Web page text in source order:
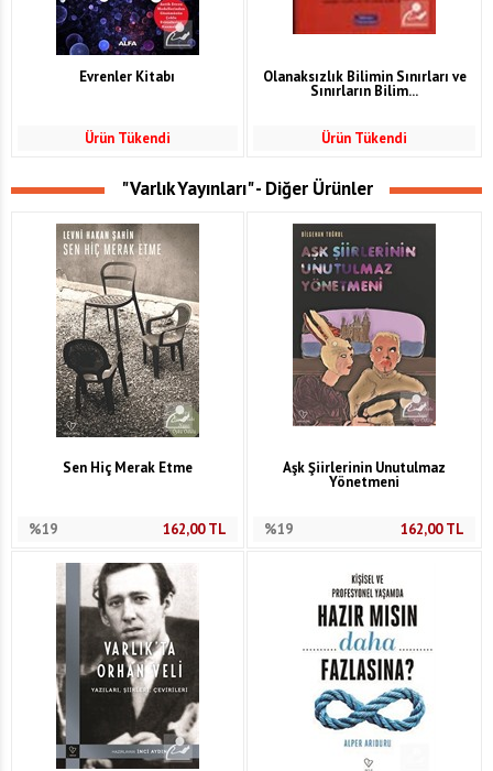
Evrenler Kitabı
Ürün Tükendi
Olanaksızlık Bilimin Sınırları ve
Sınırların Bilim...
Ürün Tükendi
"Varlık Yayınları" - Diğer Ürünler
Sen Hiç Merak Etme
%19 162,00TL
Aşk Şiirlerinin Unutulmaz
Yönetmeni
%19 162,00TL